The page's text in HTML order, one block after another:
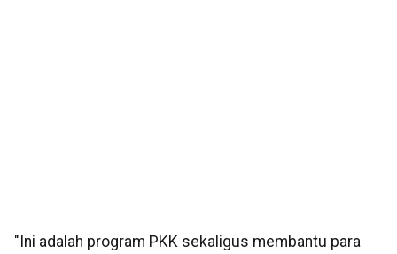
"Ini adalah program PKK sekaligus membantu para